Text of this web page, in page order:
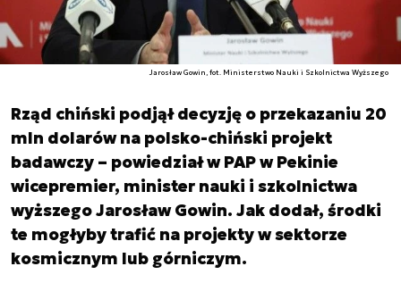
Jarosław Gowin, fot. Ministerstwo Nauki i Szkolnictwa Wyższego
Rząd chiński podjął decyzję o przekazaniu 20
mln dolarów na polsko-chiński projekt
badawczy – powiedział w PAP w Pekinie
wicepremier, minister nauki i szkolnictwa
wyższego Jarosław Gowin. Jak dodał, środki
te mogłyby trafić na projekty w sektorze
kosmicznym lub górniczym.